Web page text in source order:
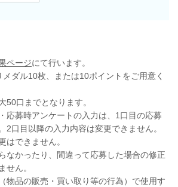
ページにて行います。
ダル10枚、または10ポイントをご用意く
50口までとなります。
応募時アンケートの入力は、1口目の応募
2口目以降の入力内容は変更できません。
はできません。
なかったり、間違って応募した場合の修正
せん。
物品の販売・買い取り等の行為）で使用す